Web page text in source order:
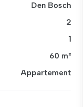
Den Bosch
2
1
60 m²
Appartement